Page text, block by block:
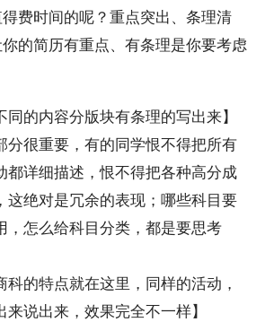
费时间的呢？重点突出、条理清
的简历有重点、有条理是你要考虑
同的内容分版块有条理的写出来】
分很重要，有的同学恨不得把所有
都详细描述，恨不得把各种高分成
这绝对是冗余的表现；哪些科目要
，怎么给科目分类，都是要思考
科的特点就在这里，同样的活动，
来说出来，效果完全不一样】